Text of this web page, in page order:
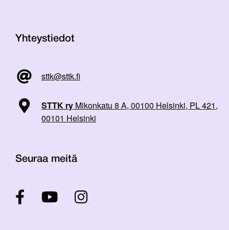
Yhteystiedot
sttk@sttk.fi
STTK ry Mikonkatu 8 A, 00100 Helsinki, PL 421,
00101 Helsinki
Seuraa meitä